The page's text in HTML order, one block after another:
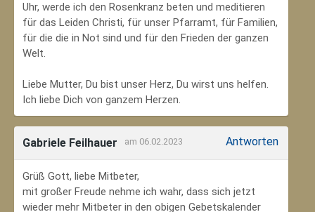
Uhr, werde ich den Rosenkranz beten und meditieren
für das Leiden Christi, für unser Pfarramt, für Familien,
für die die in Not sind und für den Frieden der ganzen
Welt.
Liebe Mutter, Du bist unser Herz, Du wirst uns helfen.
Ich liebe Dich von ganzem Herzen.
Gabriele Feilhauer am 06.02.2023 Antworten
Grüß Gott, liebe Mitbeter,
mit großer Freude nehme ich wahr, dass sich jetzt
wieder mehr Mitbeter in den obigen Gebetskalender